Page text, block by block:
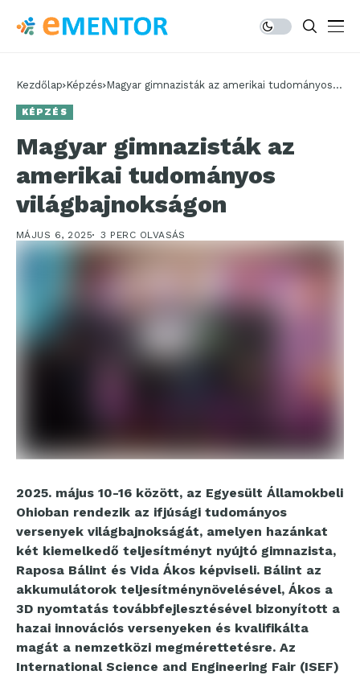
Kezdőlap Képzés Magyar gimnazisták az amerikai tudományos
KÉPZÉS
Magyar gimnazisták az
amerikai tudományos
világbajnokságon
MÁJUS 6, 2025 3 PERC OLVASÁS
2025. május 10-16 között, az Egyesült Államokbeli
Ohioban rendezik az ifjúsági tudományos
versenyek világbajnokságát, amelyen hazánkat
két kiemelkedő teljesítményt nyújtó gimnazista,
Raposa Bálint és Vida Ákos képviseli. Bálint az
akkumulátorok teljesítménynövelésével, Ákos a
3D nyomtatás továbbfejlesztésével bizonyított a
hazai innovációs versenyeken és kvalifikálta
magát a nemzetközi megmérettetésre. Az
International Science and Engineering Fair (ISEF)